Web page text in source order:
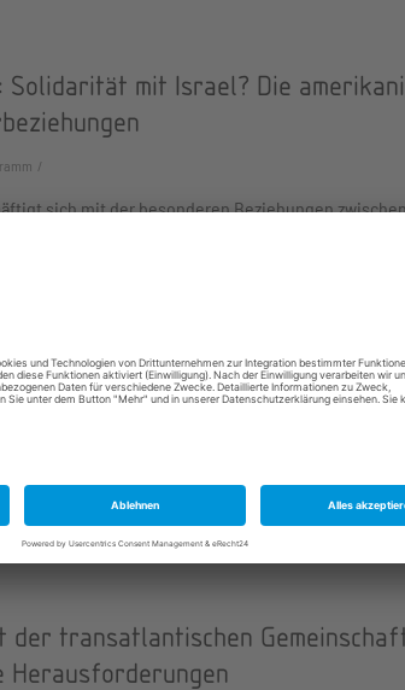
Solidarität mit Israel? Die
sich mit der besonderen Beziehungen
is never Easy for the President to
Wants“ - Engagement und Erfolg
der USA
an den Präsidenten im Gesetzgebungsprozess
der transatlantischen
Herausforderungen